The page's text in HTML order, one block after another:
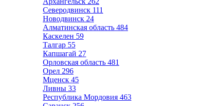
Северодвинск 111
Новодвинск 24
Алматинская область 484
Каскелен 59
Талгар 55
Капшагай 27
Орловская область 481
Орел 296
Мценск 45
Ливны 33
Республика Мордовия 463